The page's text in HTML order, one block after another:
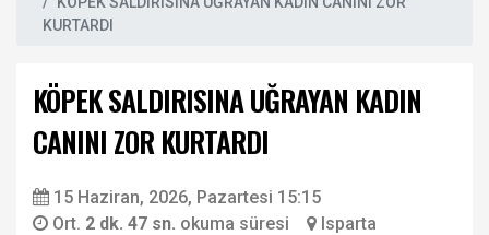
KURTARDI
KÖPEK SALDIRISINA UĞRAYAN KADIN
CANINI ZOR KURTARDI
15 Haziran, 2026, Pazartesi 15:15
Ort. 2 dk. 47 sn. okuma süresi Isparta